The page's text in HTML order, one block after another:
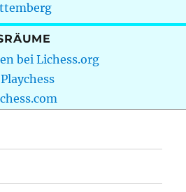
bei Lichess.org